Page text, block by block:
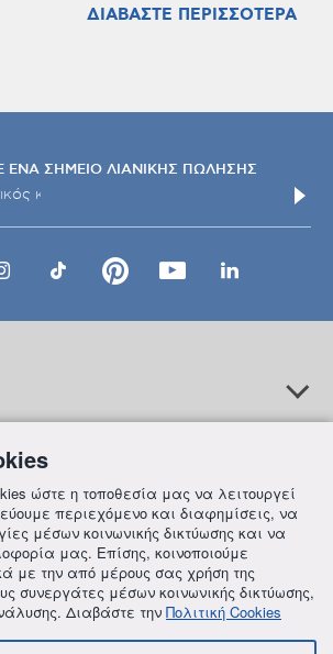
ΔΙΑΒΑΣΤΕ ΠΕΡΙΣΣΟΤΕΡΑ
ΕΝΑ ΣΗΜΕΙΟ ΛΙΑΝΙΚΗΣ ΠΩΛΗΣΗΣ
ώστε η τοποθεσία μας να λειτουργεί
περιεχόμενο και διαφημίσεις, να
μέσων κοινωνικής δικτύωσης και να
μας. Επίσης, κοινοποιούμε
με την από μέρους σας χρήση της
συνεργάτες μέσων κοινωνικής δικτύωσης,
Διαβάστε την Πολιτική Cookies